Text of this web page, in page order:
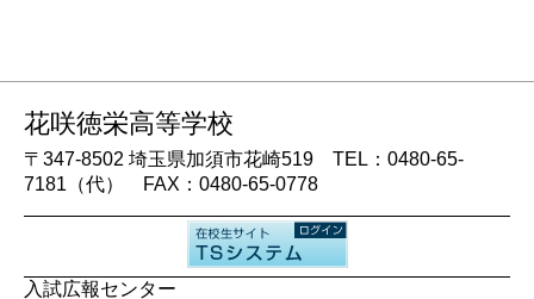
花咲徳栄高等学校
〒347-8502 埼玉県加須市花崎519 TEL：0480-65-
7181（代） FAX：0480-65-0778
入試広報センター